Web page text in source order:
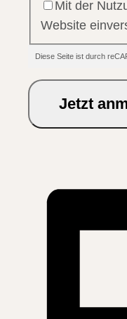
Mit der
Website
Diese Seite ist durch
Jetzt